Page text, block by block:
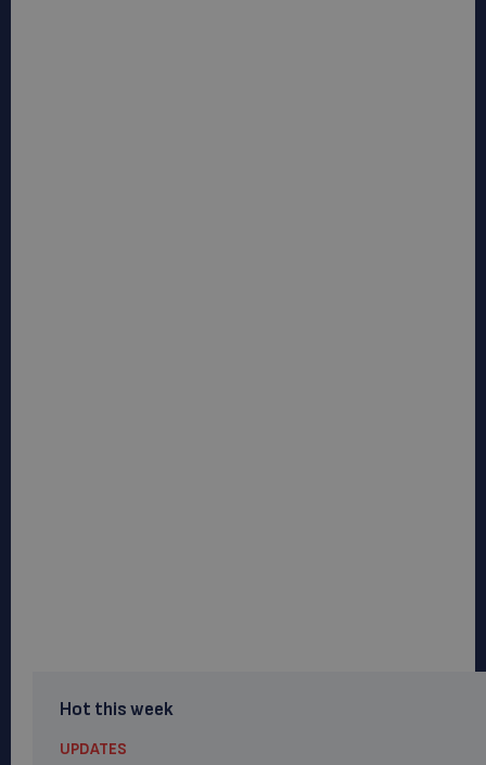
Hot this week
UPDATES